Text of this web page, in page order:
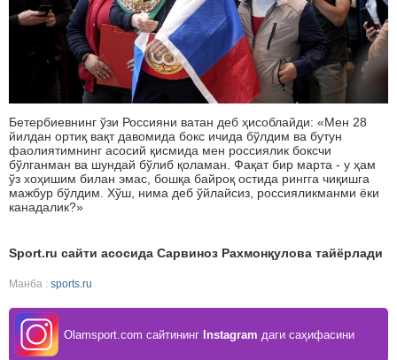
Бетербиевнинг ўзи Россияни ватан деб ҳисоблайди: «Мен 28
йилдан ортиқ вақт давомида бокс ичида бўлдим ва бутун
фаолиятимнинг асосий қисмида мен россиялик боксчи
бўлганман ва шундай бўлиб қоламан. Фақат бир марта - у ҳам
ўз хоҳишим билан эмас, бошқа байроқ остида рингга чиқишга
мажбур бўлдим. Хўш, нима деб ўйлайсиз, россияликманми ёки
канадалик?»
Sport.ru сайти асосида Сарвиноз Рахмонқулова тайёрлади
Манба : sports.ru
Olamsport.com сайтининг Instagram даги саҳифасини